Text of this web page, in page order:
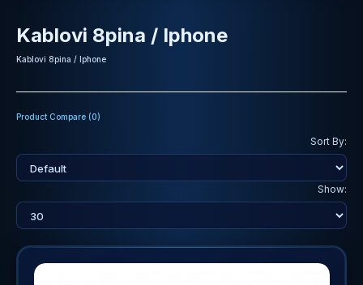
Kablovi 8pina / Iphone
Kablovi 8pina / Iphone
Product Compare (0)
Sort By:
Show: